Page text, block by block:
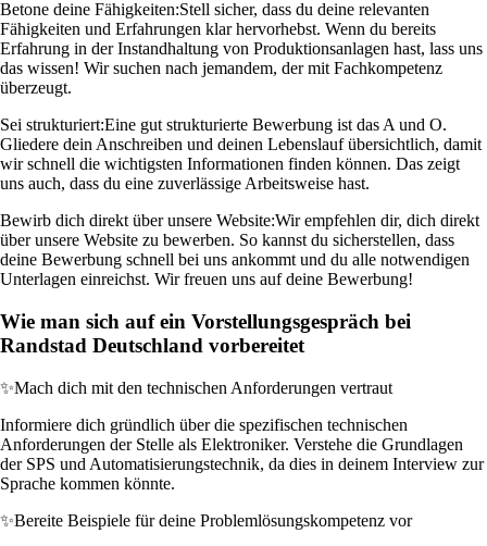
Betone deine Fähigkeiten:Stell sicher, dass du deine relevanten
Fähigkeiten und Erfahrungen klar hervorhebst. Wenn du bereits
Erfahrung in der Instandhaltung von Produktionsanlagen hast, lass uns
das wissen! Wir suchen nach jemandem, der mit Fachkompetenz
überzeugt.
Sei strukturiert:Eine gut strukturierte Bewerbung ist das A und O.
Gliedere dein Anschreiben und deinen Lebenslauf übersichtlich, damit
wir schnell die wichtigsten Informationen finden können. Das zeigt
uns auch, dass du eine zuverlässige Arbeitsweise hast.
Bewirb dich direkt über unsere Website:Wir empfehlen dir, dich direkt
über unsere Website zu bewerben. So kannst du sicherstellen, dass
deine Bewerbung schnell bei uns ankommt und du alle notwendigen
Unterlagen einreichst. Wir freuen uns auf deine Bewerbung!
Wie man sich auf ein Vorstellungsgespräch bei
Randstad Deutschland vorbereitet
✨Mach dich mit den technischen Anforderungen vertraut
Informiere dich gründlich über die spezifischen technischen
Anforderungen der Stelle als Elektroniker. Verstehe die Grundlagen
der SPS und Automatisierungstechnik, da dies in deinem Interview zur
Sprache kommen könnte.
✨Bereite Beispiele für deine Problemlösungskompetenz vor